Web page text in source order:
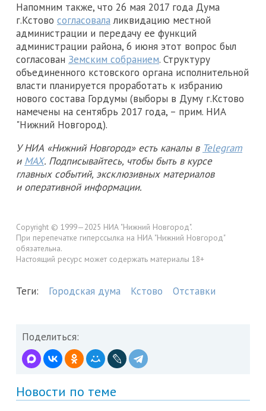
Напомним также, что 26 мая 2017 года Дума
г.Кстово согласовалаликвидацию местной
администрации и передачу ее функций
администрации района, 6 июня этот вопрос был
согласован Земским собранием. Структуру
объединенного кстовского органа исполнительной
власти планируется проработать к избранию
нового состава Гордумы (выборы в Думу г.Кстово
намечены на сентябрь 2017 года, – прим. НИА
"Нижний Новгород).
У НИА «Нижний Новгород» есть каналы в Telegram
и MAX. Подписывайтесь, чтобы быть в курсе
главных событий, эксклюзивных материалов
и оперативной информации.
Copyright © 1999—2025 НИА "Нижний Новгород".
При перепечатке гиперссылка на НИА "Нижний Новгород"
обязательна.
Настоящий ресурс может содержать материалы 18+
Теги: Городская дума Кстово Отставки
Поделиться:
Новости по теме